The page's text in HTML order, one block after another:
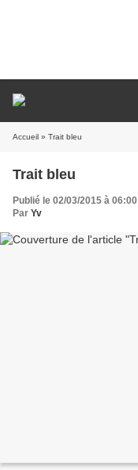
Accueil » Trait bleu
Trait bleu
Publié le 02/03/2015 à 06:00
Par Yv